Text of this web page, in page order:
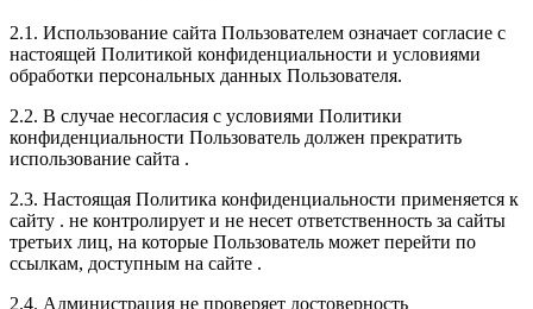
2.1. Использование сайта Пользователем означает согласие с
настоящей Политикой конфиденциальности и условиями
обработки персональных данных Пользователя.
2.2. В случае несогласия с условиями Политики
конфиденциальности Пользователь должен прекратить
использование сайта .
2.3. Настоящая Политика конфиденциальности применяется к
сайту . не контролирует и не несет ответственность за сайты
третьих лиц, на которые Пользователь может перейти по
ссылкам, доступным на сайте .
2.4. Администрация не проверяет достоверность